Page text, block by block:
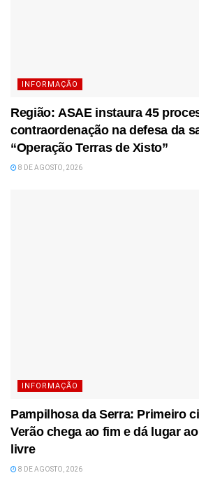
INFORMAÇÃO
Região: ASAE instaura 45
contraordenação na defesa da
“Operação Terras de Xisto”
8 DE AGOSTO, 2026
INFORMAÇÃO
Pampilhosa da Serra: Primeiro
Verão chega ao fim e dá lugar
livre
8 DE AGOSTO, 2026